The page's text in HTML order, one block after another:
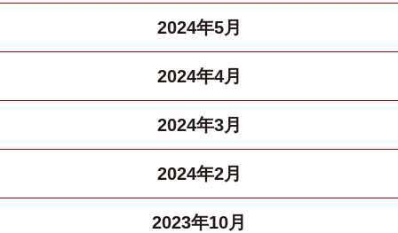
2024年5月
2024年4月
2024年3月
2024年2月
2023年10月